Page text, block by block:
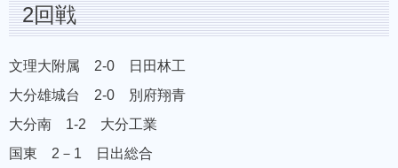
2回戦
文理大附属 2-0 日田林工
大分雄城台 2-0 別府翔青
大分南 1-2 大分工業
国東 2－1 日出総合